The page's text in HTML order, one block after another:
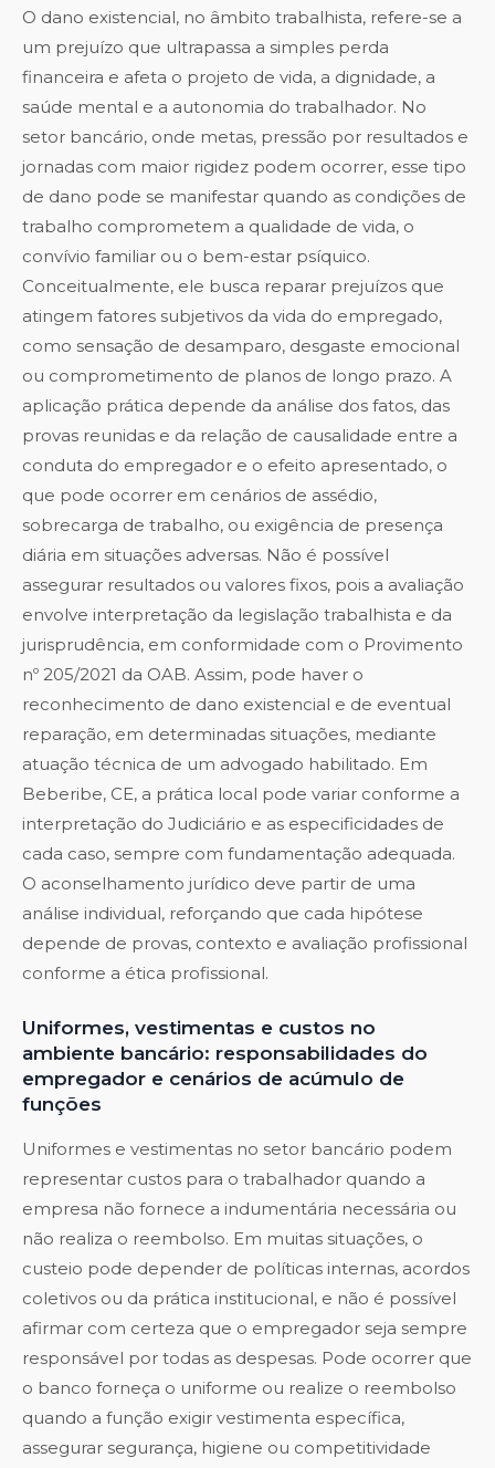
O dano existencial, no âmbito trabalhista, refere-se a
um prejuízo que ultrapassa a simples perda
financeira e afeta o projeto de vida, a dignidade, a
saúde mental e a autonomia do trabalhador. No
setor bancário, onde metas, pressão por resultados e
jornadas com maior rigidez podem ocorrer, esse tipo
de dano pode se manifestar quando as condições de
trabalho comprometem a qualidade de vida, o
convívio familiar ou o bem-estar psíquico.
Conceitualmente, ele busca reparar prejuízos que
atingem fatores subjetivos da vida do empregado,
como sensação de desamparo, desgaste emocional
ou comprometimento de planos de longo prazo. A
aplicação prática depende da análise dos fatos, das
provas reunidas e da relação de causalidade entre a
conduta do empregador e o efeito apresentado, o
que pode ocorrer em cenários de assédio,
sobrecarga de trabalho, ou exigência de presença
diária em situações adversas. Não é possível
assegurar resultados ou valores fixos, pois a avaliação
envolve interpretação da legislação trabalhista e da
jurisprudência, em conformidade com o Provimento
nº 205/2021 da OAB. Assim, pode haver o
reconhecimento de dano existencial e de eventual
reparação, em determinadas situações, mediante
atuação técnica de um advogado habilitado. Em
Beberibe, CE, a prática local pode variar conforme a
interpretação do Judiciário e as especificidades de
cada caso, sempre com fundamentação adequada.
O aconselhamento jurídico deve partir de uma
análise individual, reforçando que cada hipótese
depende de provas, contexto e avaliação profissional
conforme a ética profissional.
Uniformes, vestimentas e custos no
ambiente bancário: responsabilidades do
empregador e cenários de acúmulo de
funções
Uniformes e vestimentas no setor bancário podem
representar custos para o trabalhador quando a
empresa não fornece a indumentária necessária ou
não realiza o reembolso. Em muitas situações, o
custeio pode depender de políticas internas, acordos
coletivos ou da prática institucional, e não é possível
afirmar com certeza que o empregador seja sempre
responsável por todas as despesas. Pode ocorrer que
o banco forneça o uniforme ou realize o reembolso
quando a função exigir vestimenta específica,
assegurar segurança, higiene ou competitividade